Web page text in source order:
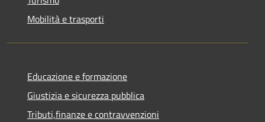
Mobilità e trasporti
Educazione e formazione
Giustizia e sicurezza pubblica
Tributi,finanze e contravvenzioni